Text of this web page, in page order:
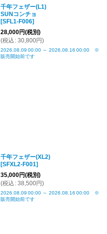
千年フェザー(L1)
SUNコンチョ
[SFL1-F006]
28,000円(税別)
(税込 : 30,800円)
2026.08.09 00:00 ～ 2026.08.16 00:00 ※
販売開始前です
千年フェザー(XL2)
[SFXL2-F001]
35,000円(税別)
(税込 : 38,500円)
2026.08.09 00:00 ～ 2026.08.16 00:00 ※
販売開始前です